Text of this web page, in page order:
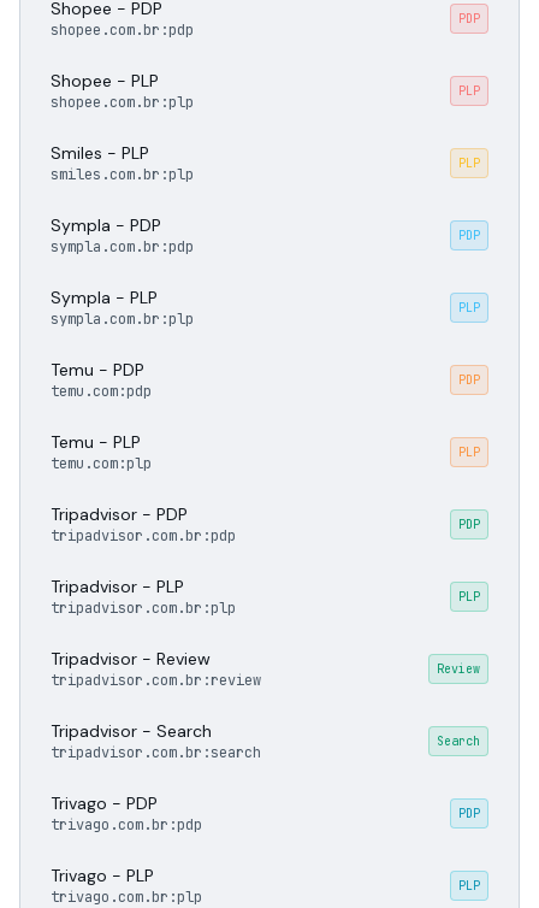
Shopee - PDP
shopee.com.br:pdp
PDP
Shopee - PLP
shopee.com.br:plp
PLP
Smiles - PLP
smiles.com.br:plp
PLP
Sympla - PDP
sympla.com.br:pdp
PDP
Sympla - PLP
sympla.com.br:plp
PLP
Temu - PDP
temu.com:pdp
PDP
Temu - PLP
temu.com:plp
PLP
Tripadvisor - PDP
tripadvisor.com.br:pdp
PDP
Tripadvisor - PLP
tripadvisor.com.br:plp
PLP
Tripadvisor - Review
tripadvisor.com.br:review
Review
Tripadvisor - Search
tripadvisor.com.br:search
Search
Trivago - PDP
trivago.com.br:pdp
PDP
Trivago - PLP
trivago.com.br:plp
PLP